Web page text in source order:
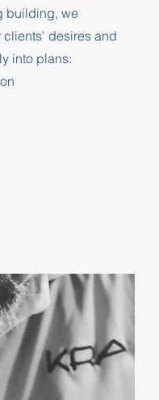
building, we
clients' desires and
into plans: